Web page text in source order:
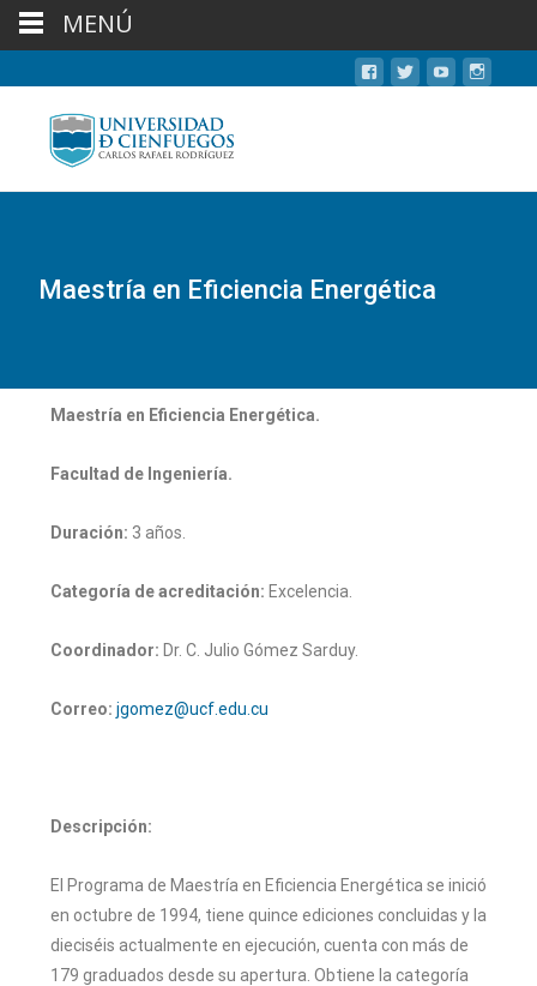
Maestría en Eficiencia Energética
Maestría en Eficiencia Energética.
Facultad de Ingeniería.
Duración: 3 años.
Categoría de acreditación: Excelencia.
Coordinador: Dr. C. Julio Gómez Sarduy.
Correo: jgomez@ucf.edu.cu
Descripción:
El Programa de Maestría en Eficiencia Energética se inició
en octubre de 1994, tiene quince ediciones concluidas y la
dieciséis actualmente en ejecución, cuenta con más de
179 graduados desde su apertura. Obtiene la categoría
MENÚ